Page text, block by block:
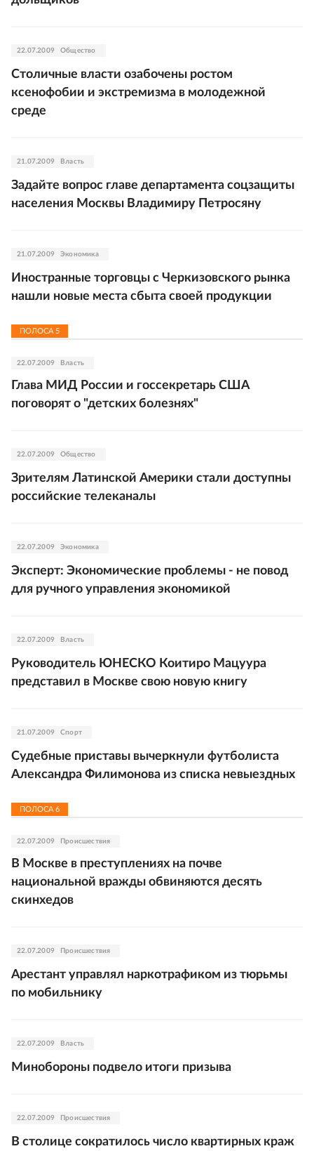
22.07.2009 Общество
Столичные власти озабочены ростом
ксенофобии и экстремизма в молодежной
среде
21.07.2009 Власть
Задайте вопрос главе департамента соцзащиты
населения Москвы Владимиру Петросяну
21.07.2009 Экономика
Иностранные торговцы с Черкизовского рынка
нашли новые места сбыта своей продукции
ПОЛОСА 5
22.07.2009 Власть
Глава МИД России и госсекретарь США
поговорят о "детских болезнях"
22.07.2009 Общество
Зрителям Латинской Америки стали доступны
российские телеканалы
22.07.2009 Экономика
Эксперт: Экономические проблемы - не повод
для ручного управления экономикой
22.07.2009 Власть
Руководитель ЮНЕСКО Коитиро Мацуура
представил в Москве свою новую книгу
21.07.2009 Спорт
Судебные приставы вычеркнули футболиста
Александра Филимонова из списка невыездных
ПОЛОСА 6
22.07.2009 Происшествия
В Москве в преступлениях на почве
национальной вражды обвиняются десять
скинхедов
22.07.2009 Происшествия
Арестант управлял наркотрафиком из тюрьмы
по мобильнику
22.07.2009 Власть
Минобороны подвело итоги призыва
22.07.2009 Происшествия
В столице сократилось число квартирных краж